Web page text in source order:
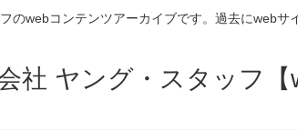
のwebコンテンツアーカイブです。過去にwebサ
社 ヤング・スタッフ【